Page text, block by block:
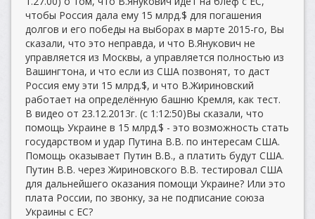
чтобы Россия дала ему 15 млрд.$ для погашения
долгов и его победы на выборах в марте 2015-го, Вы
сказали, что это неправда, и что В.Янукович не
управляется из Москвы, а управляется полностью из
Вашингтона, и что если из США позвонят, то даст
Россия ему эти 15 млрд.$, и что В.Жириновский
работает на определённую башню Кремля, как тест.
В видео от 23.12.2013г. (с 1:12:50)Вы сказали, что
помощь Украине в 15 млрд.$ - это возможность стать
государством и удар Путина В.В. по интересам США.
Помощь оказывает Путин В.В., а платить будут США.
Путин В.В. через Жириновского В.В. тестировал США
для дальнейшего оказания помощи Украине? Или это
плата России, по звонку, за не подписание союза
Украины с ЕС?